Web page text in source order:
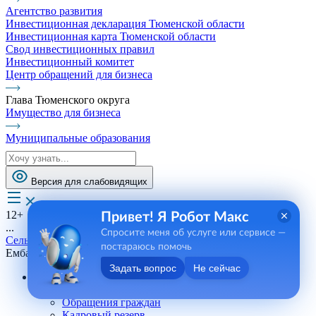
Агентство развития
Инвестиционная декларация Тюменской области
Инвестиционная карта Тюменской области
Свод инвестиционных правил
Инвестиционный комитет
Центр обращений для бизнеса
Глава Тюменского округа
Имущество для бизнеса
Муниципальные образования
Версия для слабовидящих
12+
...
Сельские поселения
Ембаевское СП
Андреевское СП
Обращения граждан
Привет! Я Робот Макс
Спросите меня об услуге или сервисе —
постараюсь помочь
Задать вопрос Не сейчас